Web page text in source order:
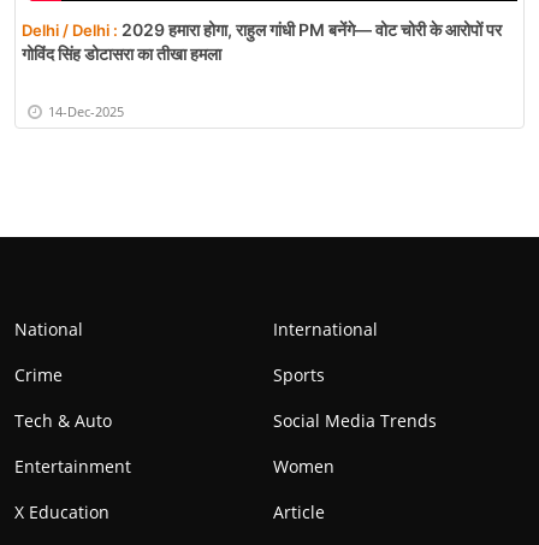
Delhi / Delhi : 2029 हमारा होगा, राहुल गांधी PM बनेंगे— वोट चोरी के आरोपों पर
गोविंद सिंह डोटासरा का तीखा हमला
14-Dec-2025
National
International
Crime
Sports
Tech & Auto
Social Media Trends
Entertainment
Women
X Education
Article